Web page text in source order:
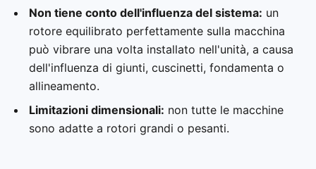
Non tiene conto dell'influenza del sistema: un
rotore equilibrato perfettamente sulla macchina
può vibrare una volta installato nell'unità, a causa
dell'influenza di giunti, cuscinetti, fondamenta o
allineamento.
Limitazioni dimensionali: non tutte le macchine
sono adatte a rotori grandi o pesanti.